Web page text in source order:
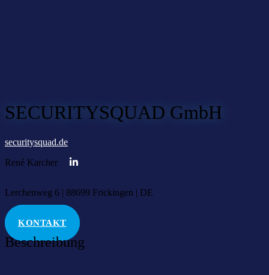
SECURITYSQUAD GmbH
securitysquad.de
René Karcher
Lerchenweg 6 | 88699 Frickingen | DE
KONTAKT
Beschreibung